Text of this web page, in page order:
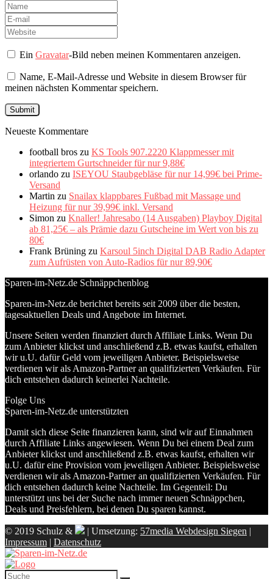
EinGravatar-Bild neben meinen Kommentaren anzeigen.
Name, E-Mail-Adresse und Website in diesem Browser für
meinen nächsten Kommentar speichern.
Neueste Kommentare
football bros zu KS Tools 907.2220 Klappmesser mit
integriertem Gurtschneider für nur 9,88€
orlando zu ISEYOU Staubgebläse für nur 14,99€ bei Prime-
Versand
Martin zu Snailax klappbares Fußbad mit Massage und
Heizung für nur 39,99€ inkl. Versand
Simon zu Knaller! Jahresabo (14 Ausgaben) Playboy Digital
ab 81,25€ – als Prämie dazu Gutscheine im Wert von bis zu
80€
Frank Brüning zu Karsoul 5inch Digital DAB Radio Adapter
zum Aufrüsten von Auto-Radios für nur 89,90€
Sparen-im-Netz.de Schnäppchenblog
Sparen-im-Netz.de berichtet bereits seit 2009 über die besten,
tagesaktuellen Deals und Angebote im Internet.
Unsere Seiten werden finanziert durch Affiliate Links. Wenn Du
zum Anbieter klickst und anschließend z.B. etwas kaufst, erhalten
wir u.U. dafür Geld vom jeweiligen Anbieter. Beispielsweise
verdienen wir als Amazon-Partner an qualifizierten Verkäufen. Für
dich entstehen dadurch keinerlei Nachteile.
Folge Uns
Sparen-im-Netz.de unterstützten
Damit sich diese Seite finanzieren kann, sind wir auf Einnahmen
durch Affiliate Links angewiesen. Wenn Du bei einem Deal zum
Anbieter klickst und anschließend z.B. etwas kaufst, erhalten wir
u.U. dafür eine Provision vom jeweiligen Anbieter. Beispielsweise
verdienen wir als Amazon-Partner an qualifizierten Verkäufen. Für
dich entstehen dadurch keine Nachteile. Im Gegenteil: Du
unterstützt uns bei der Suche nach immer neuen Schnäppchen,
Deals und Preisfehlern, bei denen Du sparen kannst.
© 2019 Schulz & | Umsetzung: 57media Webdesign Siegen |
Impressum | Datenschutz